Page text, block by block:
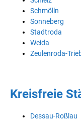
Schmölln
Sonneberg
Stadtroda
Weida
Zeulenroda-
Kreisfreie
Dessau-Roßlau